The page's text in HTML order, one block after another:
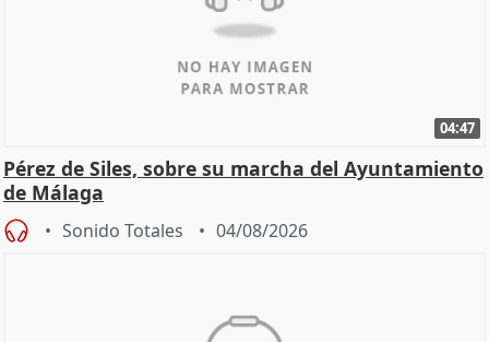
04:47
Pérez de Siles, sobre su marcha del Ayuntamiento
de Málaga
Sonido Totales 04/08/2026